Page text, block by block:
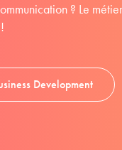
? Le
Development